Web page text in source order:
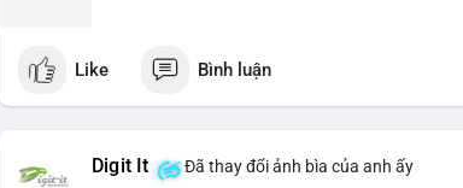
Like Bình luận
Digit It Đã thay đổi ảnh bìa của anh ấy